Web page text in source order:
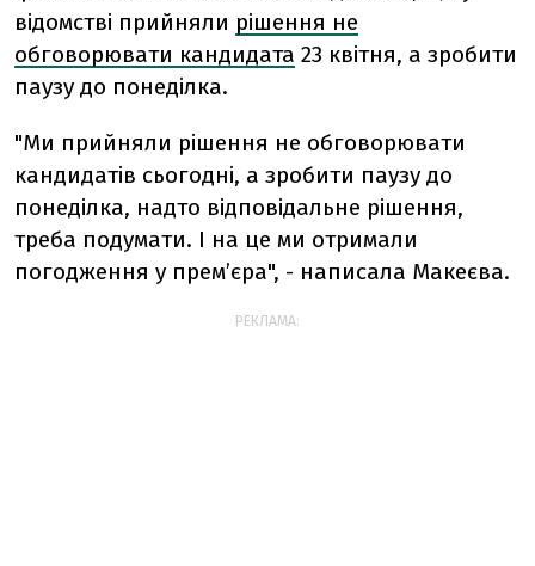
відомстві прийняли рішення не
обговорювати кандидата 23 квітня, а зробити
паузу до понеділка.
"Ми прийняли рішення не обговорювати
кандидатів сьогодні, а зробити паузу до
понеділка, надто відповідальне рішення,
треба подумати. І на це ми отримали
погодження у прем’єра", - написала Макеєва.
РЕКЛАМА: